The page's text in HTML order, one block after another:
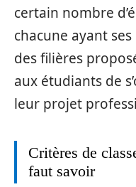
certain nombre
chacune ayant
des filières
aux étudiants de
leur projet
Critères de
faut savoir